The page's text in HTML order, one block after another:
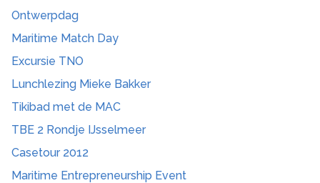
Ontwerpdag
Maritime Match Day
Excursie TNO
Lunchlezing Mieke Bakker
Tikibad met de MAC
TBE 2 Rondje IJsselmeer
Casetour 2012
Maritime Entrepreneurship Event